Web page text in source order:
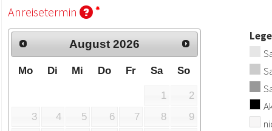
Anreisetermin
August 2026
Mo Di Mi Do Fr Sa So
1
2
3
4 5 6 7 8
9